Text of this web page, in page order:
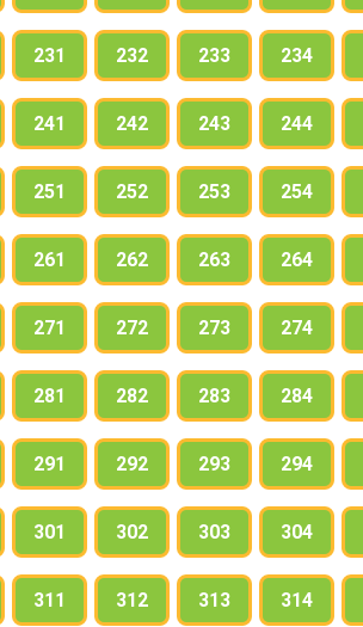
231 232 233 234
241 242 243 244
251 252 253 254
261 262 263 264
271 272 273 274
281 282 283 284
291 292 293 294
301 302 303 304
311 312 313 314